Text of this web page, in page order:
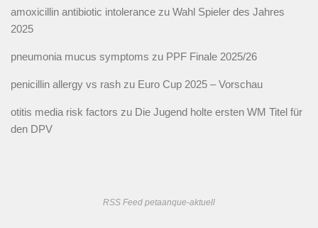
amoxicillin antibiotic intolerance zu Wahl Spieler des Jahres
2025
pneumonia mucus symptoms zu PPF Finale 2025/26
penicillin allergy vs rash zu Euro Cup 2025 – Vorschau
otitis media risk factors zu Die Jugend holte ersten WM Titel für
den DPV
RSS Feed petaanque-aktuell